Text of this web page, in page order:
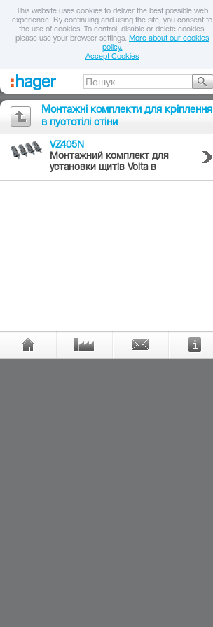
This website uses cookies to deliver the best possible web
experience. By continuing and using the site, you consent to
the use of cookies. To control, disable or delete cookies,
please use your browser settings. More about our cookies
policy.
Accept Cookies
Монтажні комплекти для кріплення
в пустотілі стіни
VZ405N
Монтажний комплект для
установки щитів Volta в
пустотілі стіни